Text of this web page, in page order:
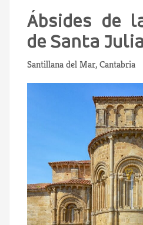
Ábsides de
de Santa
Santillana del Mar, Cantabria